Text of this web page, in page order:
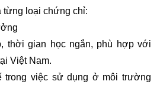
loại chứng chỉ:
thời gian học ngắn, phù hợp với
Việt Nam.
trong việc sử dụng ở môi trường